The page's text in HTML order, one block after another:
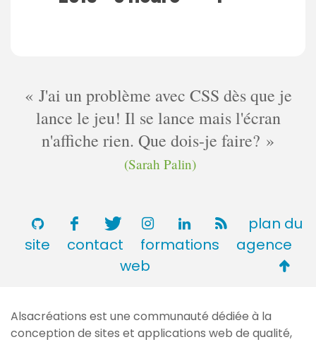
J'ai un problème avec CSS dès que je
lance le jeu! Il se lance mais l'écran
n'affiche rien. Que dois-je faire?
(Sarah Palin)
plan du
site
contact formations
agence
web
de
Alsacréations est une communauté dédiée à la
conception de sites et applications web de qualité,